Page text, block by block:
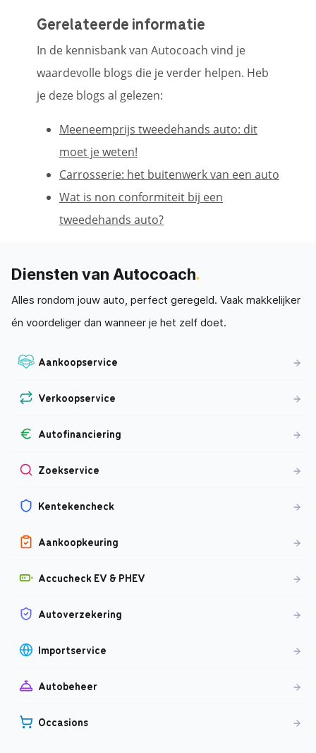
Gerelateerde informatie
In de kennisbank van Autocoach vind je
waardevolle blogs die je verder helpen. Heb
je deze blogs al gelezen:
Meeneemprijs tweedehands auto: dit
moet je weten!
Carrosserie: het buitenwerk van een auto
Wat is non conformiteit bij een
tweedehands auto?
Diensten van Autocoach.
Alles rondom jouw auto, perfect geregeld. Vaak makkelijker
én voordeliger dan wanneer je het zelf doet.
Aankoopservice
Verkoopservice
Autofinanciering
Zoekservice
Kentekencheck
Aankoopkeuring
Accucheck EV & PHEV
Autoverzekering
Importservice
Autobeheer
Occasions